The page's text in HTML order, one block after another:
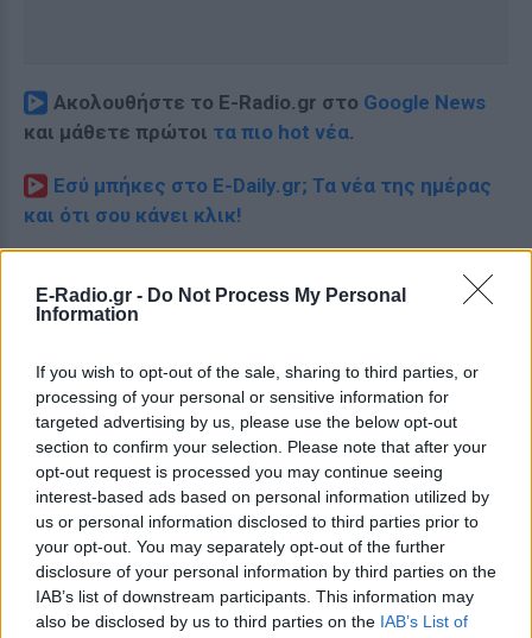
E-Radio.gr - Do Not Process My Personal
Information
If you wish to opt-out of the sale, sharing to third parties, or
processing of your personal or sensitive information for
targeted advertising by us, please use the below opt-out
section to confirm your selection. Please note that after your
opt-out request is processed you may continue seeing
interest-based ads based on personal information utilized by
us or personal information disclosed to third parties prior to
your opt-out. You may separately opt-out of the further
disclosure of your personal information by third parties on the
IAB’s list of downstream participants. This information may
also be disclosed by us to third parties on the IAB’s List of
Ακολουθήστε το E-Radio.gr στο Google News
και μάθετε πρώτοι τα πιο hot νέα.
Εσύ μπήκες στο E-Daily.gr; Τα νέα της ημέρας
και ότι σου κάνει κλικ!
Ακολουθήστε το E-Radio.gr και στο Instagram